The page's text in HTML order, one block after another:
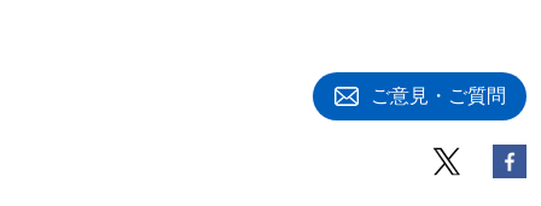
ご意見・ご質問